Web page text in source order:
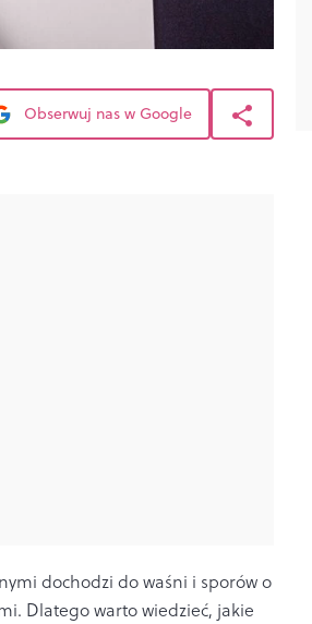
Obserwuj nas w Google
dochodzi do waśni i sporów o
Dlatego warto wiedzieć, jakie